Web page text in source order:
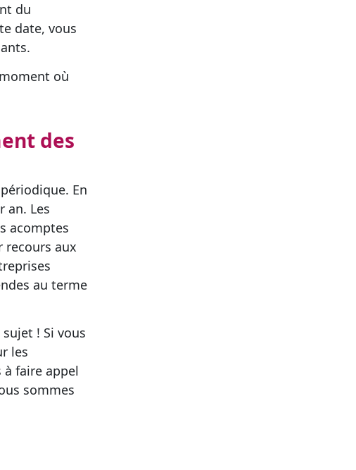
du
date, vous
où
des
En
an. Les
acomptes
recours aux
au terme
! Si vous
les
à faire appel
sommes